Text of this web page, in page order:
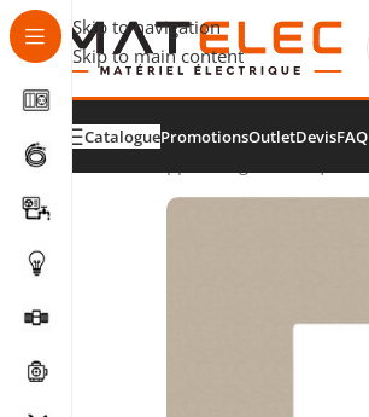
Skip to navigation
Skip to main content
CataloguePromotionsOutletDevisFAQ